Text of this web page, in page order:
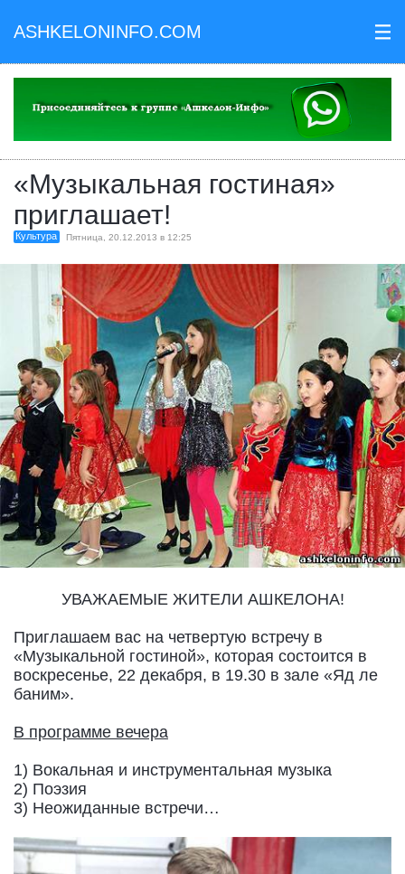
ASHKELONINFO.COM III
«Музыкальная гостиная»
приглашает!
Культура Пятница, 20.12.2013 в 12:25
УВАЖАЕМЫЕ ЖИТЕЛИ АШКЕЛОНА!
Приглашаем вас на четвертую встречу в
«Музыкальной гостиной», которая состоится в
воскресенье, 22 декабря, в 19.30 в зале «Яд ле
баним».
В программе вечера
1) Вокальная и инструментальная музыка
2) Поэзия
3) Неожиданные встречи…